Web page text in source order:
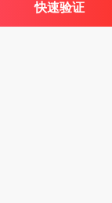
快速验证